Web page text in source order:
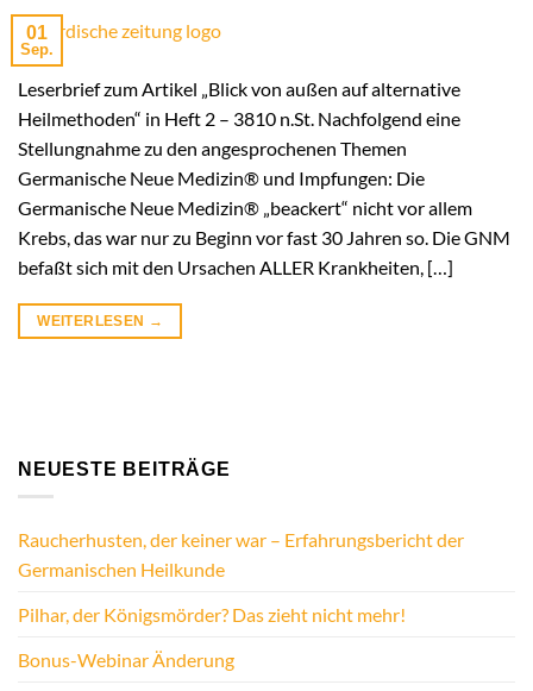
01
Sep.
Leserbrief zum Artikel „Blick von außen auf alternative
Heilmethoden“ in Heft 2 – 3810 n.St. Nachfolgend eine
Stellungnahme zu den angesprochenen Themen
Germanische Neue Medizin® und Impfungen: Die
Germanische Neue Medizin® „beackert“ nicht vor allem
Krebs, das war nur zu Beginn vor fast 30 Jahren so. Die GNM
befaßt sich mit den Ursachen ALLER Krankheiten, […]
WEITERLESEN →
NEUESTE BEITRÄGE
Raucherhusten, der keiner war – Erfahrungsbericht der
Germanischen Heilkunde
Pilhar, der Königsmörder? Das zieht nicht mehr!
Bonus-Webinar Änderung